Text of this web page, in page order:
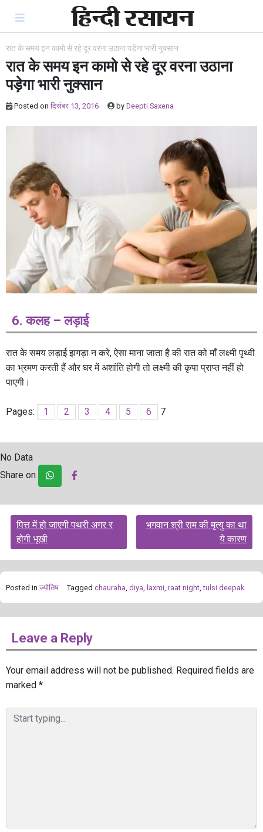
content
रात के समय इन कामो से रहे दूर वरना उठाना पड़ेगा भारी नुक्सान
रात के समय इन कामो से रहे दूर वरना उठाना
पड़ेगा भारी नुक्सान
Posted on दिसंबर 13, 2016 by Deepti Saxena
6. कलह – लड़ाई
रात के समय लड़ाई झगड़ा न करे, ऐसा माना जाता है की रात को माँ लक्ष्मी पृथ्वी
का भ्रमण करती हैं और घर में अशांति होगी तो लक्ष्मी की कृपा प्राप्त नहीं हो
पाएगी।
Pages: 1 2 3 4 5 6 7
No Data
Share on
Post
navigation
पित्त में हो जाएगी पथरी अगर र
होगी भूखी
भगवान श्री राम की मृत्यु का था
ये कारण
Posted in ज्योतिष Tagged chauraha, diya, laxmi, raat night,tulsi deepak
Leave a Reply
Your email address will not be published. Required fields are
marked *